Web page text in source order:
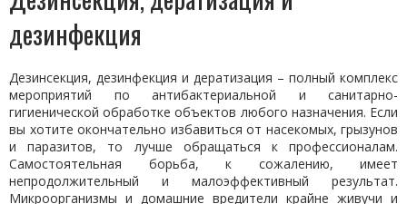
дезинфекция
Дезинсекция, дезинфекция и дератизация – полный комплекс
мероприятий по антибактериальной и санитарно-
гигиенической обработке объектов любого назначения. Если
вы хотите окончательно избавиться от насекомых, грызунов
и паразитов, то лучше обращаться к профессионалам.
Самостоятельная борьба, к сожалению, имеет
непродолжительный и малоэффективный результат.
Микроорганизмы и домашние вредители крайне живучи и